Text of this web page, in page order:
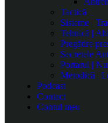
Tactică
Sisteme |
Tehnică |
Pregătire
Secretele
Portarul |
Metodică |
Podcast
Contact
Contul meu